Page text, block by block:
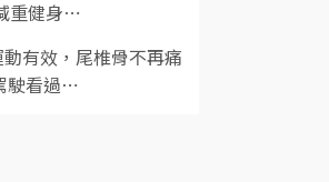
重健身⋯
動有效，尾椎骨不再痛
駛看過⋯